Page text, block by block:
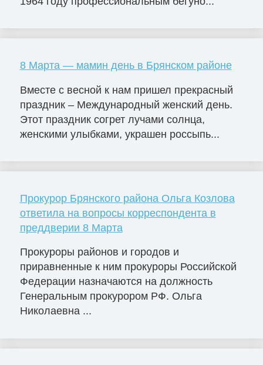
8 Марта — мамин день в Брянском районе
Вместе с весной к нам пришел прекрасный
праздник – Международный женский день.
Этот праздник согрет лучами солнца,
женскими улыбками, украшен россыпь...
Прокурор Брянского района Ольга Козлова
ответила на вопросы корреспондента в
преддверии 8 Марта
Прокуроры районов и городов и
приравненные к ним прокуроры Российской
Федерации назначаются на должность
Генеральным прокурором РФ. Ольга
Николаевна ...